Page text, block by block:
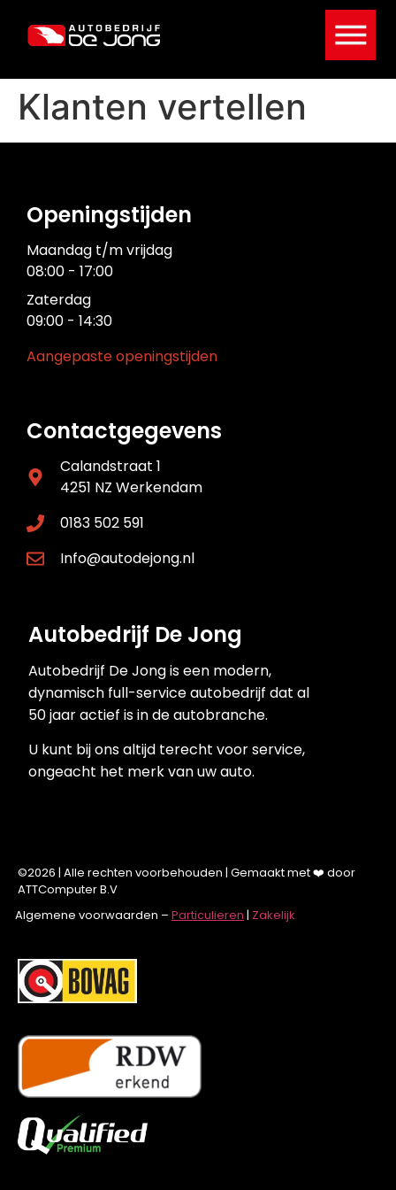
Klanten vertellen
Autobedrijf De Jong
Autobedrijf De Jong is een modern,
dynamisch full-service autobedrijf dat al
50 jaar actief is in de autobranche.
U kunt bij ons altijd terecht voor service,
ongeacht het merk van uw auto.
Contactgegevens
Calandstraat 1
4251 NZ Werkendam
0183 502 591
Info@autodejong.nl
Openingstijden
Maandag t/m vrijdag
08:00 - 17:00
Zaterdag
09:00 - 14:30
Aangepaste openingstijden
©2026 | Alle rechten voorbehouden | Gemaakt met ❤️ door
ATTComputer B.V
Algemene voorwaarden – Particulieren | Zakelijk